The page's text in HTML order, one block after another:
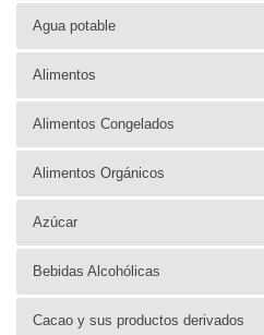
Agua potable
Alimentos
Alimentos Congelados
Alimentos Orgánicos
Azúcar
Bebidas Alcohólicas
Cacao y sus productos derivados